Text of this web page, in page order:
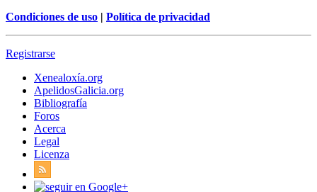
Condiciones de uso | Política de privacidad
Registrarse
Xenealoxía.org
ApelidosGalicia.org
Bibliografía
Foros
Acerca
Legal
Licenza